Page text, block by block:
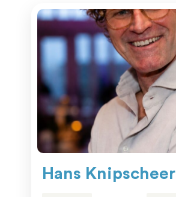
Hans Knipscheer